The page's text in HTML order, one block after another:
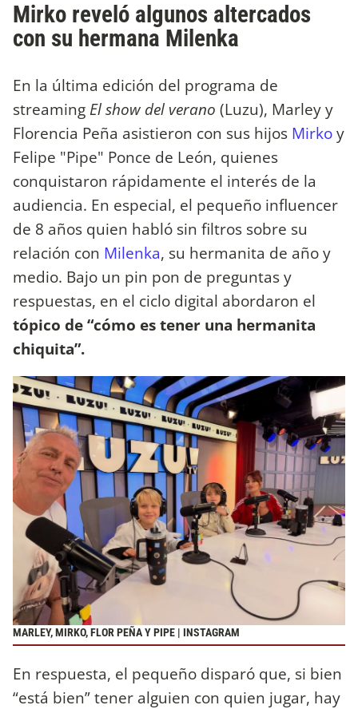
Mirko reveló algunos altercados
con su hermana Milenka
En la última edición del programa de
streaming El show del verano (Luzu), Marley y
Florencia Peña asistieron con sus hijos Mirkoy
Felipe "Pipe" Ponce de León, quienes
conquistaron rápidamente el interés de la
audiencia. En especial, el pequeño influencer
de 8 años quien habló sin filtros sobre su
relación con Milenka, su hermanita de año y
medio. Bajo un pin pon de preguntas y
respuestas, en el ciclo digital abordaron el
tópico de “cómo es tener una hermanita
chiquita”.
MARLEY, MIRKO, FLOR PEÑA Y PIPE | INSTAGRAM
En respuesta, el pequeño disparó que, si bien
“está bien” tener alguien con quien jugar, hay